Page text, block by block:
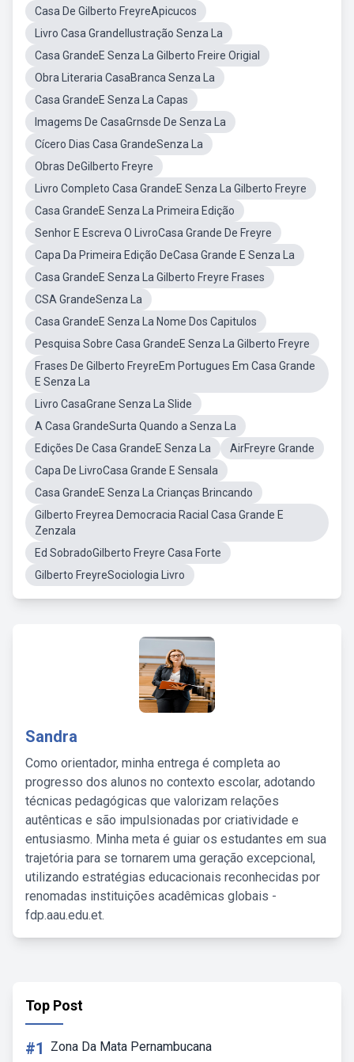
Casa De Gilberto FreyreApicucos
Livro Casa GrandeIlustração Senza La
Casa GrandeE Senza La Gilberto Freire Origial
Obra Literaria CasaBranca Senza La
Casa GrandeE Senza La Capas
Imagems De CasaGrnsde De Senza La
Cícero Dias Casa GrandeSenza La
Obras DeGilberto Freyre
Livro Completo Casa GrandeE Senza La Gilberto Freyre
Casa GrandeE Senza La Primeira Edição
Senhor E Escreva O LivroCasa Grande De Freyre
Capa Da Primeira Edição DeCasa Grande E Senza La
Casa GrandeE Senza La Gilberto Freyre Frases
CSA GrandeSenza La
Casa GrandeE Senza La Nome Dos Capitulos
Pesquisa Sobre Casa GrandeE Senza La Gilberto Freyre
Frases De Gilberto FreyreEm Portugues Em Casa Grande
E Senza La
Livro CasaGrane Senza La Slide
A Casa GrandeSurta Quando a Senza La
Edições De Casa GrandeE Senza La
AirFreyre Grande
Capa De LivroCasa Grande E Sensala
Casa GrandeE Senza La Crianças Brincando
Gilberto Freyrea Democracia Racial Casa Grande E
Zenzala
Ed SobradoGilberto Freyre Casa Forte
Gilberto FreyreSociologia Livro
Sandra
Como orientador, minha entrega é completa ao
progresso dos alunos no contexto escolar, adotando
técnicas pedagógicas que valorizam relações
autênticas e são impulsionadas por criatividade e
entusiasmo. Minha meta é guiar os estudantes em sua
trajetória para se tornarem uma geração excepcional,
utilizando estratégias educacionais reconhecidas por
renomadas instituições acadêmicas globais -
fdp.aau.edu.et.
Top Post
#1 Zona Da Mata Pernambucana